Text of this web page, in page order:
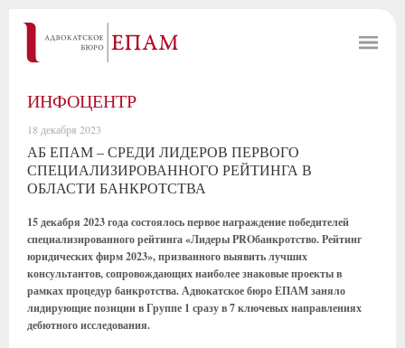
ИНФОЦЕНТР
18 декабря 2023
АБ ЕПАМ – СРЕДИ ЛИДЕРОВ ПЕРВОГО
СПЕЦИАЛИЗИРОВАННОГО РЕЙТИНГА В
ОБЛАСТИ БАНКРОТСТВА
15 декабря 2023 года состоялось первое награждение победителей
специализированного рейтинга «Лидеры PROбанкротство. Рейтинг
юридических фирм 2023», призванного выявить лучших
консультантов, сопровождающих наиболее знаковые проекты в
рамках процедур банкротства. Адвокатское бюро ЕПАМ заняло
лидирующие позиции в Группе 1 сразу в 7 ключевых направлениях
дебютного исследования.